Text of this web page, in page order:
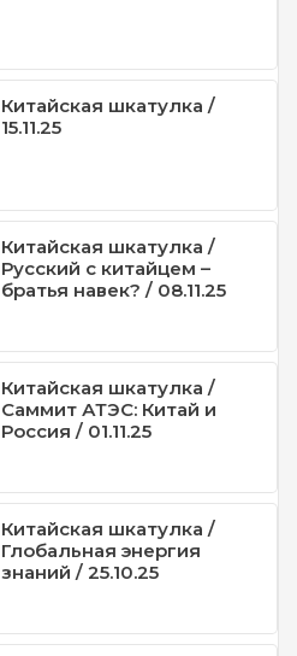
Китайская шкатулка /
15.11.25
Китайская шкатулка /
Русский с китайцем –
братья навек? / 08.11.25
Китайская шкатулка /
Саммит АТЭС: Китай и
Россия / 01.11.25
Китайская шкатулка /
Глобальная энергия
знаний / 25.10.25